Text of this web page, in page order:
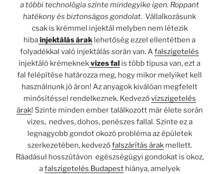
a többi technológia szinte mindegyike igen. Roppant
hatékony és biztonságos gondolat. Vállalkozásunk
csak is krémmel injektál melyben nem létezik
hibainjektálás árak lehetőség ezzel ellentétben a
folyadékkal való injektálás során van. Afalszigetelés
injektáló krémeknekvizes fal is több típusa van, ezt a
fal felépítése határozza meg, hogy mikor melyiket kell
használnunk jó áron! Az anyagok kiválóan megfelelt
minősítéssel rendelkeznek. Kedvezővízszigetelés
árak! Szinte minden ember találkozott már élete során
vizes, nedves, dohos, penészes fallal. Szinte ez a
legnagyobb gondot okozó probléma az épületek
szerkezetében, kedvezőfalszárítás árakmellett.
Ráadásul hosszútávon egészségügyi gondokat is okoz,
afalszigetelés Budapest hiánya, amelyek